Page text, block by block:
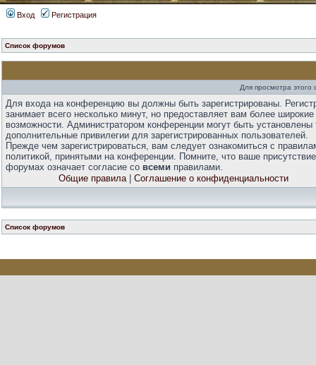
Вход Регистрация
Список форумов
Для просмотра
Для входа на конференцию вы должны быть зарегистрированы.
занимает всего несколько минут, но предоставляет вам более широкие
возможности. Администратором конференции могут быть установлены
дополнительные привилегии для зарегистрированных пользователей.
Прежде чем зарегистрироваться, вам следует ознакомиться с
политикой, принятыми на конференции. Помните, что ваше
форумах означает согласие со всеми правилами.
Общие правила| Соглашение о конфиденциальности
Список форумов